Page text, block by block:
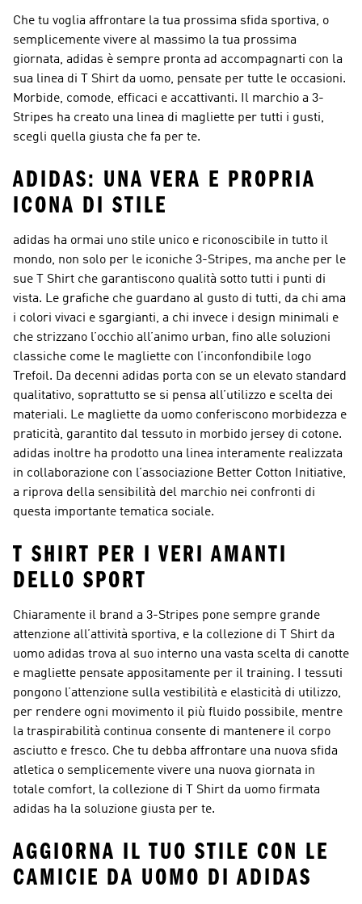
Che tu voglia affrontare la tua prossima sfida sportiva, o
semplicemente vivere al massimo la tua prossima
giornata, adidas è sempre pronta ad accompagnarti con la
sua linea di T Shirt da uomo, pensate per tutte le occasioni.
Morbide, comode, efficaci e accattivanti. Il marchio a 3-
Stripes ha creato una linea di magliette per tutti i gusti,
scegli quella giusta che fa per te.
ADIDAS: UNA VERA E PROPRIA
ICONA DI STILE
adidas ha ormai uno stile unico e riconoscibile in tutto il
mondo, non solo per le iconiche 3-Stripes, ma anche per le
sue T Shirt che garantiscono qualità sotto tutti i punti di
vista. Le grafiche che guardano al gusto di tutti, da chi ama
i colori vivaci e sgargianti, a chi invece i design minimali e
che strizzano l’occhio all’animo urban, fino alle soluzioni
classiche come le magliette con l’inconfondibile logo
Trefoil. Da decenni adidas porta con se un elevato standard
qualitativo, soprattutto se si pensa all’utilizzo e scelta dei
materiali. Le magliette da uomo conferiscono morbidezza e
praticità, garantito dal tessuto in morbido jersey di cotone.
adidas inoltre ha prodotto una linea interamente realizzata
in collaborazione con l’associazione Better Cotton Initiative,
a riprova della sensibilità del marchio nei confronti di
questa importante tematica sociale.
T SHIRT PER I VERI AMANTI
DELLO SPORT
Chiaramente il brand a 3-Stripes pone sempre grande
attenzione all’attività sportiva, e la collezione di T Shirt da
uomo adidas trova al suo interno una vasta scelta di canotte
e magliette pensate appositamente per il training. I tessuti
pongono l’attenzione sulla vestibilità e elasticità di utilizzo,
per rendere ogni movimento il più fluido possibile, mentre
la traspirabilità continua consente di mantenere il corpo
asciutto e fresco. Che tu debba affrontare una nuova sfida
atletica o semplicemente vivere una nuova giornata in
totale comfort, la collezione di T Shirt da uomo firmata
adidas ha la soluzione giusta per te.
AGGIORNA IL TUO STILE CON LE
CAMICIE DA UOMO DI ADIDAS